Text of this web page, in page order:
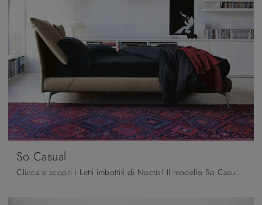
So Casual
Clicca e scopri i Letti imbottiti di Noctis! Il modello So Casual in tessuto ti attende nelle versioni matrimoniali.